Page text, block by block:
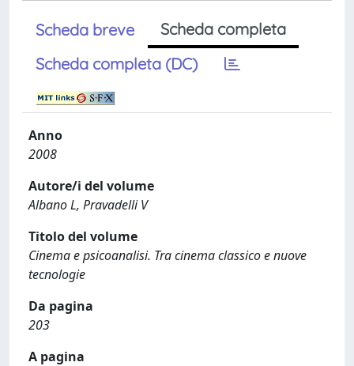
Scheda breve
Scheda completa
Scheda completa (DC)
Anno
2008
Autore/i del volume
Albano L, Pravadelli V
Titolo del volume
Cinema e psicoanalisi. Tra cinema classico e nuove
tecnologie
Da pagina
203
A pagina